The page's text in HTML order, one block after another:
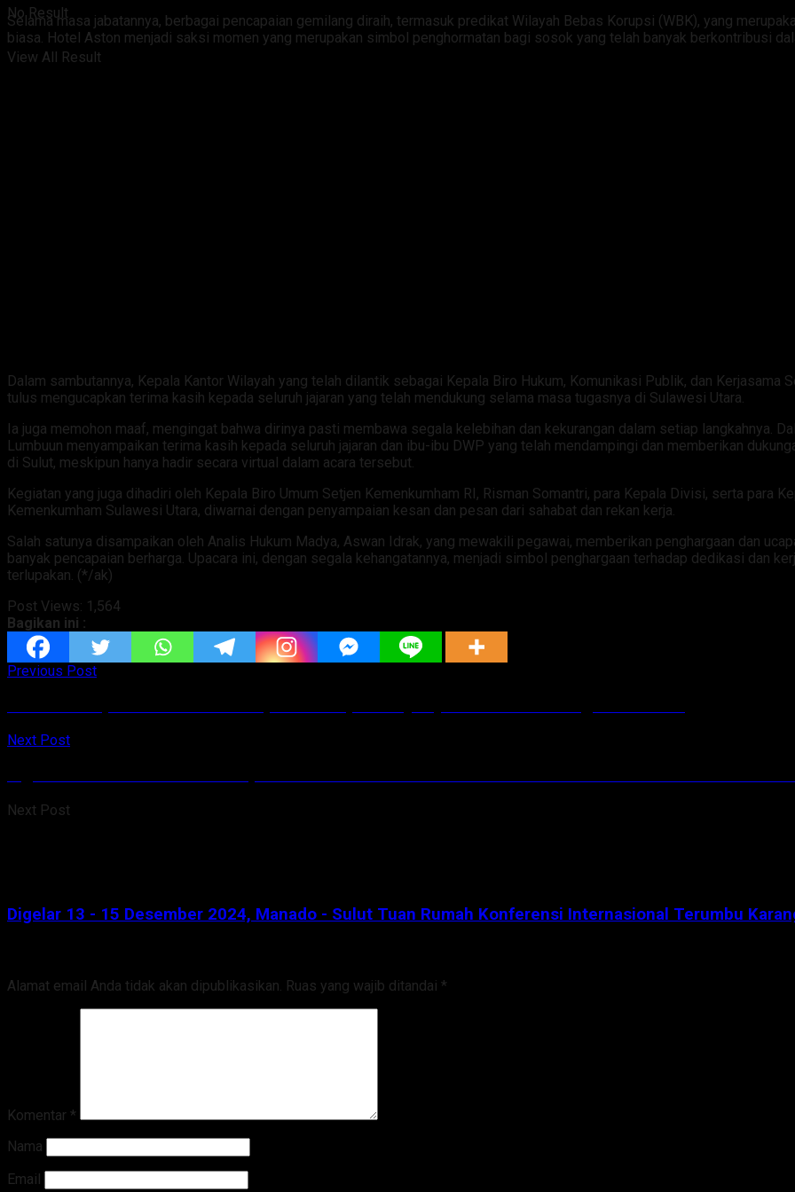
No Result
View All Result
Selama masa jabatannya, berbagai pencapaian gemilang diraih, termasuk predikat Wilayah Bebas Korupsi (WBK), yang
biasa. Hotel Aston menjadi saksi momen yang merupakan simbol penghormatan bagi sosok yang telah banyak berkontribusi
Dalam sambutannya, Kepala Kantor Wilayah yang telah dilantik sebagai Kepala Biro Hukum, Komunikasi Publik, dan Kerjasama
tulus mengucapkan terima kasih kepada seluruh jajaran yang telah mendukung selama masa tugasnya di Sulawesi Utara.
Ia juga memohon maaf, mengingat bahwa dirinya pasti membawa segala kelebihan dan kekurangan dalam setiap langkahnya.
Lumbuun menyampaikan terima kasih kepada seluruh jajaran dan ibu-ibu DWP yang telah mendampingi dan memberikan
di Sulut, meskipun hanya hadir secara virtual dalam acara tersebut.
Kegiatan yang juga dihadiri oleh Kepala Biro Umum Setjen Kemenkumham RI, Risman Somantri, para Kepala Divisi, serta para
Kemenkumham Sulawesi Utara, diwarnai dengan penyampaian kesan dan pesan dari sahabat dan rekan kerja.
Salah satunya disampaikan oleh Analis Hukum Madya, Aswan Idrak, yang mewakili pegawai, memberikan penghargaan dan
banyak pencapaian berharga. Upacara ini, dengan segala kehangatannya, menjadi simbol penghargaan terhadap dedikasi dan
terlupakan. (*/ak)
Post Views: 1,564
Bagikan ini :
Previous Post
Next Post
Next Post
Digelar 13 - 15 Desember 2024, Manado - Sulut Tuan Rumah Konferensi Internasional Terumbu
Alamat email Anda tidak akan dipublikasikan. Ruas yang wajib ditandai *
Komentar *
Nama
Email